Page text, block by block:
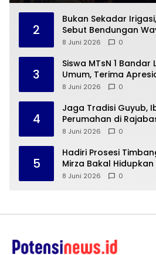
2
Bukan Sekadar
Sebut Bendungan
Sejarah Peradaban
8 Juni 2026 0
3
Siswa MTsN 1
Umum, Terima
Kota Bandar Lampung
8 Juni 2026 0
4
Jaga Tradisi Guyub,
Perumahan di
Buah Hati Warga
8 Juni 2026 0
5
Hadiri Prosesi
Mirza Bakal Hidupkan
Lampung
8 Juni 2026 0